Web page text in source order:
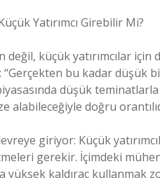
Yatırımcı Girebilir Mi?
değil, küçük yatırımcılar
bu kadar düşük
düşük
alabileceğiyle doğru
giriyor: Küçük
gerekir. İçimdeki
kaldıraç kullanmak